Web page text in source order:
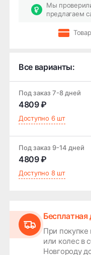
Мы
предлагаем
Все варианты:
Под заказ 7-8 дней
4809 ₽
Доступно 6 шт
Под заказ 9-14 дней
4809 ₽
Доступно 8 шт
Бесплатная
При покупке
или колес в
Новгороду